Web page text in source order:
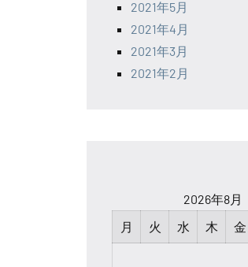
2021年5月
2021年4月
2021年3月
2021年2月
2026年8月
月
火 水 木 金